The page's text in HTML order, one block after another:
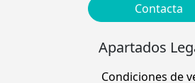
Contacta
Apartados
Condiciones de